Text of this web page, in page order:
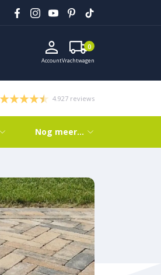
AccountVrachtwagen
0
4.927 reviews
Nog meer…